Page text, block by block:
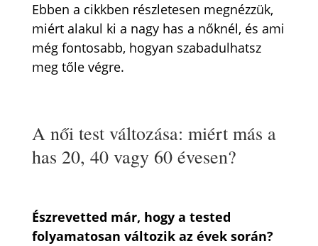
Ebben a cikkben részletesen megnézzük,
miért alakul ki a nagy has a nőknél, és ami
még fontosabb, hogyan szabadulhatsz
meg tőle végre.
A női test változása: miért más a
has 20, 40 vagy 60 évesen?
Észrevetted már, hogy a tested
folyamatosan változik az évek során?